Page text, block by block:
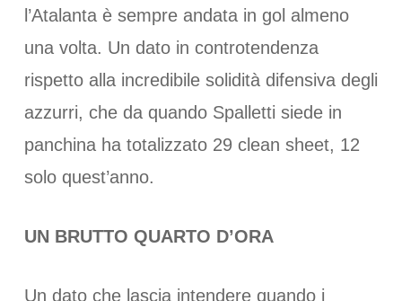
l’Atalanta è sempre andata in gol almeno
una volta. Un dato in controtendenza
rispetto alla incredibile solidità difensiva degli
azzurri, che da quando Spalletti siede in
panchina ha totalizzato 29 clean sheet, 12
solo quest’anno.
UN BRUTTO QUARTO D’ORA
Un dato che lascia intendere quando i